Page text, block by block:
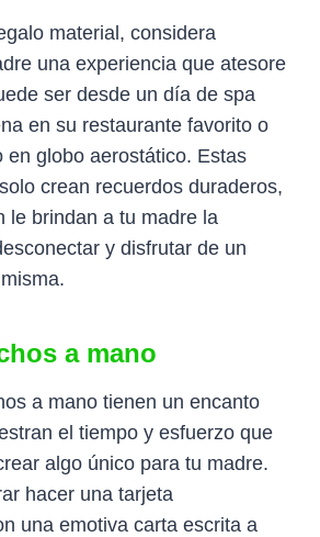
material, considera
una experiencia que atesore
ser desde un día de spa
en su restaurante favorito o
en globo aerostático. Estas
crean recuerdos duraderos,
le brindan a tu madre la
y disfrutar de un
a mano
a mano tienen un encanto
el tiempo y esfuerzo que
algo único para tu madre.
hacer una tarjeta
una emotiva carta escrita a